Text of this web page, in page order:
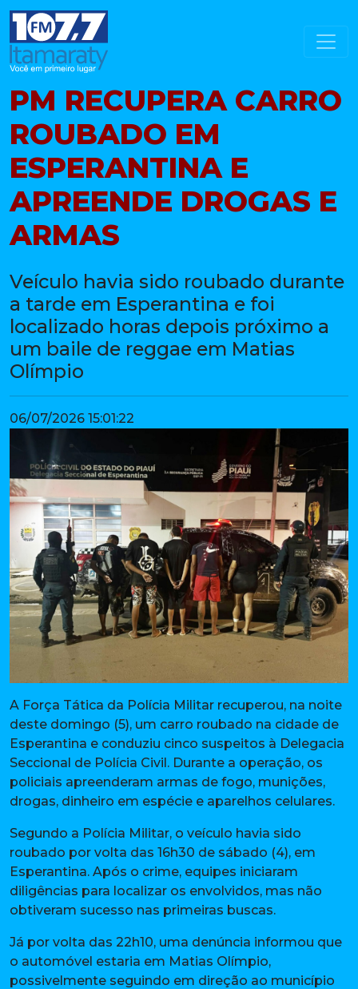
PM RECUPERA CARRO
ROUBADO EM
ESPERANTINA E
APREENDE DROGAS E
ARMAS
Veículo havia sido roubado durante
a tarde em Esperantina e foi
localizado horas depois próximo a
um baile de reggae em Matias
Olímpio
06/07/2026 15:01:22
A Força Tática da Polícia Militar recuperou, na noite
deste domingo (5), um carro roubado na cidade de
Esperantina e conduziu cinco suspeitos à Delegacia
Seccional de Polícia Civil. Durante a operação, os
policiais apreenderam armas de fogo, munições,
drogas, dinheiro em espécie e aparelhos celulares.
Segundo a Polícia Militar, o veículo havia sido
roubado por volta das 16h30 de sábado (4), em
Esperantina. Após o crime, equipes iniciaram
diligências para localizar os envolvidos, mas não
obtiveram sucesso nas primeiras buscas.
Já por volta das 22h10, uma denúncia informou que
o automóvel estaria em Matias Olímpio,
possivelmente seguindo em direção ao município